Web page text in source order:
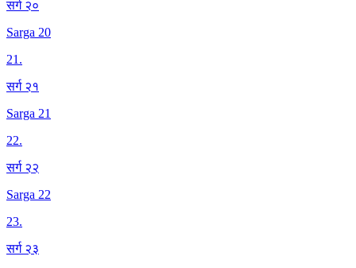
सर्ग २०
Sarga 20
21.
सर्ग २१
Sarga 21
22.
सर्ग २२
Sarga 22
23.
सर्ग २३